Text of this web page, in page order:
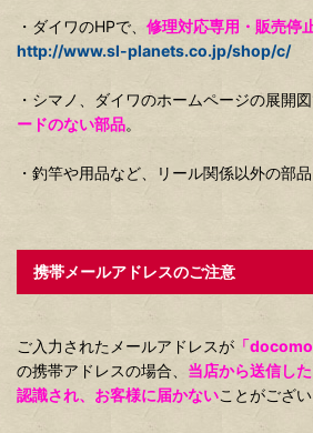
・ダイワのHPで、 修理対応専用・販売停
http://www.sl-planets.co.jp/shop/c/
・シマノ、ダイワのホームページの展開図
ードのない部品。
・釣竿や用品など、リール関係以外の部品
携帯メールアドレスのご注意
ご入力されたメールアドレスが 「
の携帯アドレスの場合、 当店から送信し
認識され、お客様に届かないことがござい